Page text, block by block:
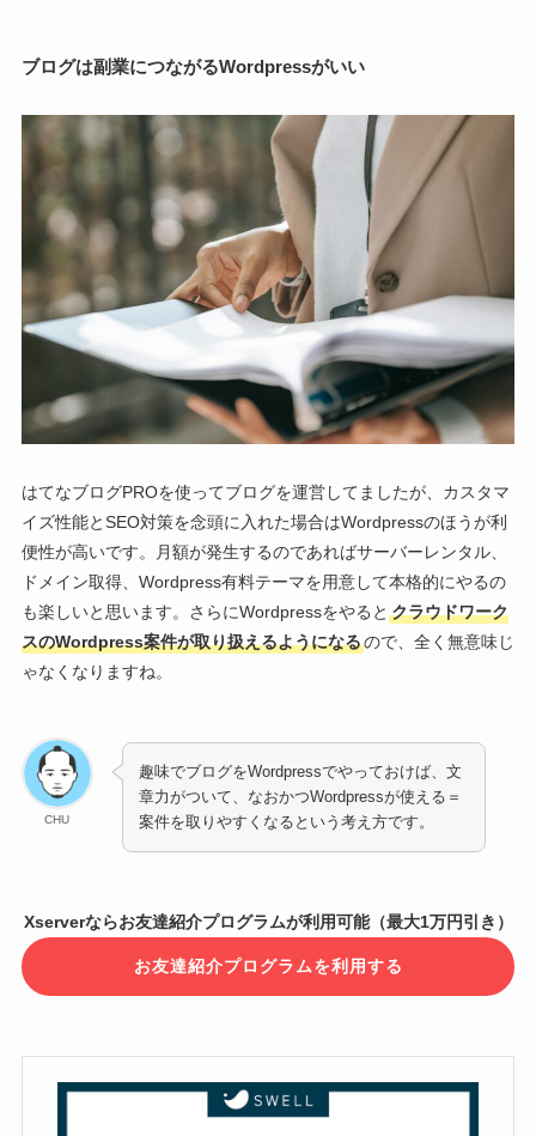
ブログは副業につながるWordpressがいい
はてなブログPROを使ってブログを運営してましたが、カスタマ
イズ性能とSEO対策を念頭に入れた場合はWordpressのほうが利
便性が高いです。月額が発生するのであればサーバーレンタル、
ドメイン取得、Wordpress有料テーマを用意して本格的にやるの
も楽しいと思います。さらにWordpressをやると クラウドワーク
スのWordpress案件が取り扱えるようになるので、全く無意味じ
ゃなくなりますね。
CHU
趣味でブログをWordpressでやっておけば、文
章力がついて、なおかつWordpressが使える＝
案件を取りやすくなるという考え方です。
Xserverならお友達紹介プログラムが利用可能（最大1万円引き）
お友達紹介プログラムを利用する